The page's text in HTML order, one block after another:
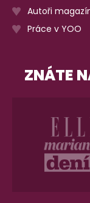
Autoři
Práce v YOO
ZNÁTE